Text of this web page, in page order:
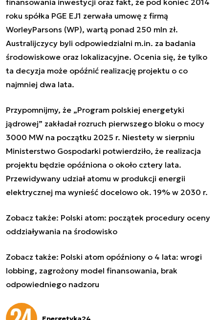
roku spółka PGE EJ1 zerwała umowę z firmą
WorleyParsons (WP), wartą ponad 250 mln zł.
Australijczycy byli odpowiedzialni m.in. za badania
środowiskowe oraz lokalizacyjne. Ocenia się, że tylko
ta decyzja może opóźnić realizację projektu o co
najmniej dwa lata.
Przypomnijmy, że „Program polskiej energetyki
jądrowej” zakładał rozruch pierwszego bloku o mocy
3000 MW na początku 2025 r. Niestety w sierpniu
Ministerstwo Gospodarki potwierdziło, że realizacja
projektu będzie opóźniona o około cztery lata.
Przewidywany udział atomu w produkcji energii
elektrycznej ma wynieść docelowo ok. 19% w 2030 r.
Zobacz także: Polski atom: początek procedury oceny
oddziaływania na środowisko
Zobacz także: Polski atom opóźniony o 4 lata: wrogi
lobbing, zagrożony model finansowania, brak
odpowiedniego nadzoru